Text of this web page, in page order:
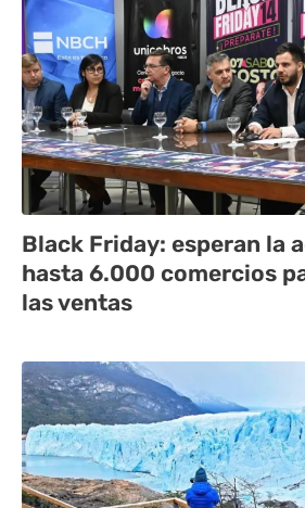
Black Friday: esperan la
hasta 6.000 comercios
las ventas